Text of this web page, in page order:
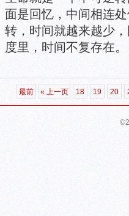
面是回忆，中间相连
转，时间就越来越少
度里，时间不复存在。
最前 « 上一页 18 19 20